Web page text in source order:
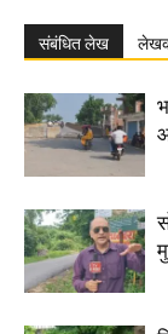
संबंधित लेख